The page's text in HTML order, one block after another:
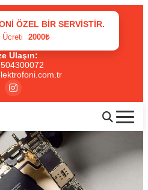
ÖZEL BIR SERVISTIR.
Ücreti 2000₺
Ulaşın: